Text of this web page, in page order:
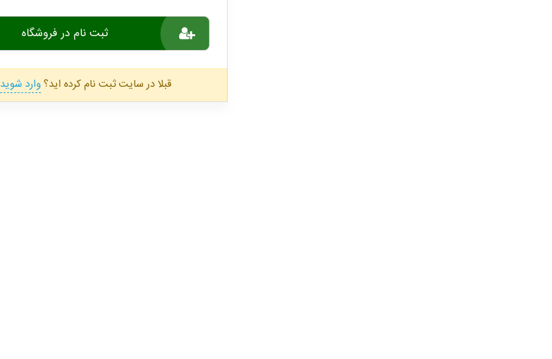
ثبت نام در فروشگاه
قبلا در سایت ثبت نام کرده اید؟وارد شوید